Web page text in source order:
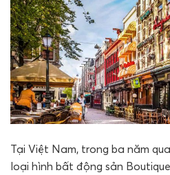
Tại Việt Nam, trong ba năm
loại hình bất động sản